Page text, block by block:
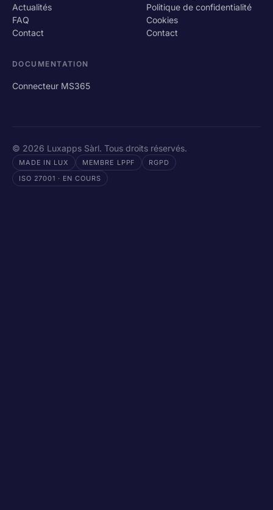
Actualités
FAQ
Contact
Politique de confidentialité
Cookies
Contact
DOCUMENTATION
Connecteur MS365
© 2026 Luxapps Sàrl. Tous droits réservés.
MADE IN LUX MEMBRE LPPF
RGPD
ISO 27001 · EN COURS